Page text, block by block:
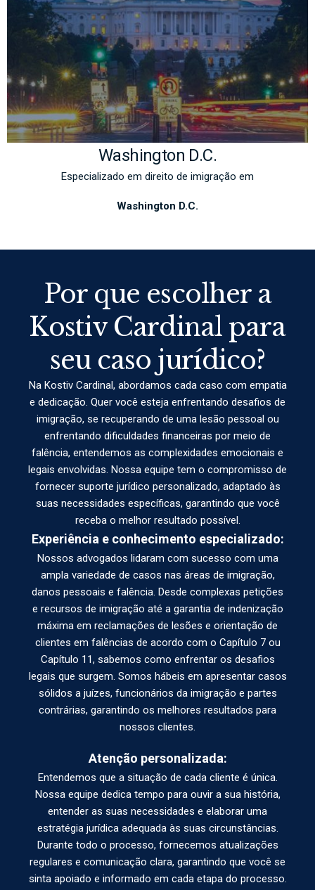
Washington D.C.
Especializado em direito de imigração em
Washington D.C.
Por que escolher a
Kostiv Cardinal para
seu caso jurídico?
Na Kostiv Cardinal, abordamos cada caso com empatia
e dedicação. Quer você esteja enfrentando desafios de
imigração, se recuperando de uma lesão pessoal ou
enfrentando dificuldades financeiras por meio de
falência, entendemos as complexidades emocionais e
legais envolvidas. Nossa equipe tem o compromisso de
fornecer suporte jurídico personalizado, adaptado às
suas necessidades específicas, garantindo que você
receba o melhor resultado possível.
Experiência e conhecimento especializado:
Nossos advogados lidaram com sucesso com uma
ampla variedade de casos nas áreas de imigração,
danos pessoais e falência. Desde complexas petições
e recursos de imigração até a garantia de indenização
máxima em reclamações de lesões e orientação de
clientes em falências de acordo com o Capítulo 7 ou
Capítulo 11, sabemos como enfrentar os desafios
legais que surgem. Somos hábeis em apresentar casos
sólidos a juízes, funcionários da imigração e partes
contrárias, garantindo os melhores resultados para
nossos clientes.
Atenção personalizada:
Entendemos que a situação de cada cliente é única.
Nossa equipe dedica tempo para ouvir a sua história,
entender as suas necessidades e elaborar uma
estratégia jurídica adequada às suas circunstâncias.
Durante todo o processo, fornecemos atualizações
regulares e comunicação clara, garantindo que você se
sinta apoiado e informado em cada etapa do processo.